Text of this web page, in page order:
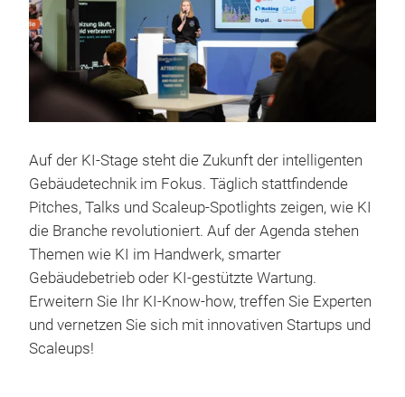
Auf der KI-Stage steht die Zukunft der intelligenten
Gebäudetechnik im Fokus. Täglich stattfindende
Pitches, Talks und Scaleup-Spotlights zeigen, wie KI
die Branche revolutioniert. Auf der Agenda stehen
Themen wie KI im Handwerk, smarter
Gebäudebetrieb oder KI-gestützte Wartung.
Erweitern Sie Ihr KI-Know-how, treffen Sie Experten
und vernetzen Sie sich mit innovativen Startups und
Scaleups!